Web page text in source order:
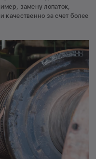
замену лопаток,
качественно за счет более